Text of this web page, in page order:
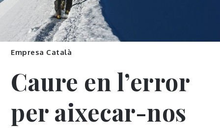
Empresa Català
Caure en l’error
per aixecar-nos